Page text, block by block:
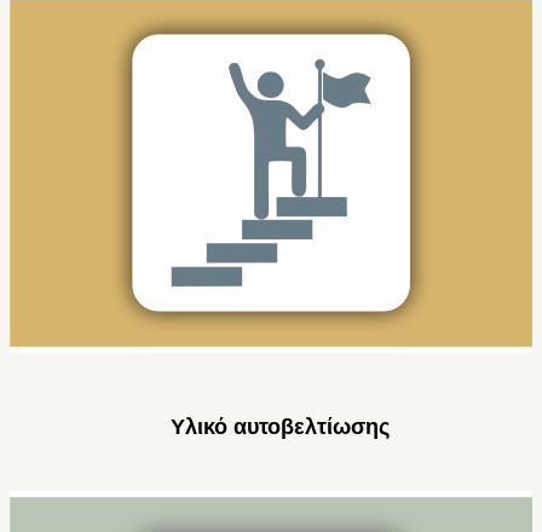
Υλικό αυτοβελτίωσης